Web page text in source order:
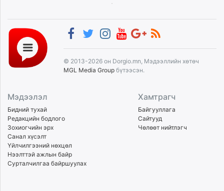
© 2013-2026 он Dorgio.mn, Мэдээллийн хөтөч
MGL Media Group бүтээсэн.
Мэдээлэл
Бидний тухай
Редакцийн бодлого
Зохиогчийн эрх
Санал хүсэлт
Үйлчилгээний нөхцөл
Нээлттэй ажлын байр
Сурталчилгаа байршуулах
Хамтрагч
Байгууллага
Сайтууд
Чөлөөт нийтлэгч